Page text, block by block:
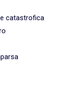
catastrofica